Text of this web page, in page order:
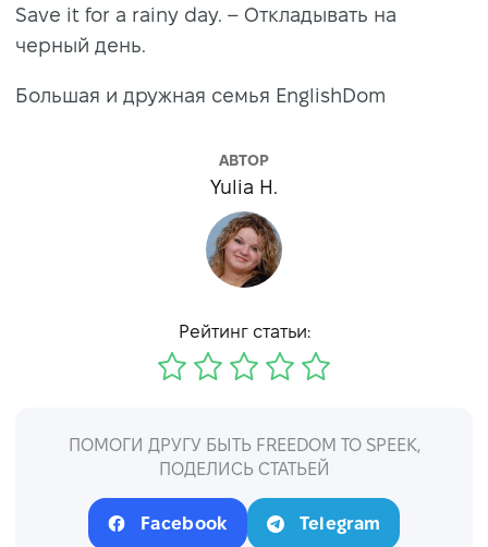
Save it for a rainy day. – Откладывать на
черный день.
Большая и дружная семья EnglishDom
АВТОР
Yulia H.
Рейтинг статьи:
ПОМОГИ ДРУГУ БЫТЬ FREEDOM TO SPEEK,
ПОДЕЛИСЬ СТАТЬЕЙ
Facebook Telegram